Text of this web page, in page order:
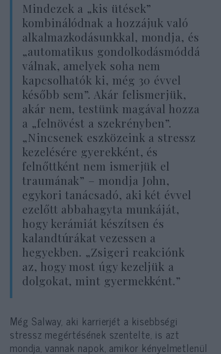
Mindezek a „kis ütések”
kombinálódnak a hozzájuk való
alkalmazkodásunkkal, mondja, és
„automatikus gondolkodásmóddá
válnak, amelyek soha nem
kapcsolhatók ki, még 30 évvel
később sem”. Akár felismerjük,
akár nem, testünk magával hozza
a „felnövést a szekrényben”.
„Nincsenek eszközeink a stressz
kezelésére gyerekként, és
felnőttként nem ismerjük el
traumának” – mondja John,
egykori tanácsadó, aki két évvel
ezelőtt abbahagyta munkáját,
hogy kerámiát készítsen és
kalandtúrákat vezessen a
hegyekben. „Zsigeri reakciónk
az, hogy most úgy kezeljük a
dolgokat, mint gyermekként.”
Még Salway, aki karrierjét a kisebbségi
stressz megértésének szentelte, is azt
mondja, vannak napok, amikor kényelmetlenül